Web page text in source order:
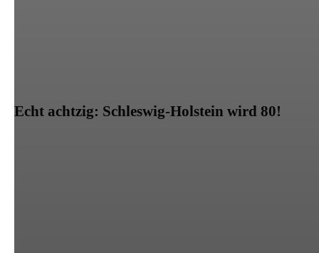
Echt achtzig: Schleswig-Holstein wird 80!